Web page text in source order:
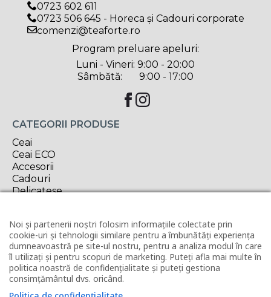
CATEGORII PRODUSE
Ceai
Ceai ECO
Accesorii
Cadouri
Delicatese
INFORMAȚII UTILE
Contact
Horeca
Revânzător Tea Forté
Condiții de livrare
Modalități de plată
0723 602 611
0723 506 645 - Horeca și Cadouri corporate
comenzi@teaforte.ro
Program preluare apeluri:
Luni - Vineri: 9:00 - 20:00
Sâmbătă: 9:00 - 17:00
Noi și partenerii noștri folosim informațiile colectate prin
cookie-uri și tehnologii similare pentru a îmbunătăți experiența
dumneavoastră pe site-ul nostru, pentru a analiza modul în care
îl utilizați și pentru scopuri de marketing. Puteți afla mai multe în
politica noastră de confidențialitate și puteți gestiona
consimțământul dvs. oricând.